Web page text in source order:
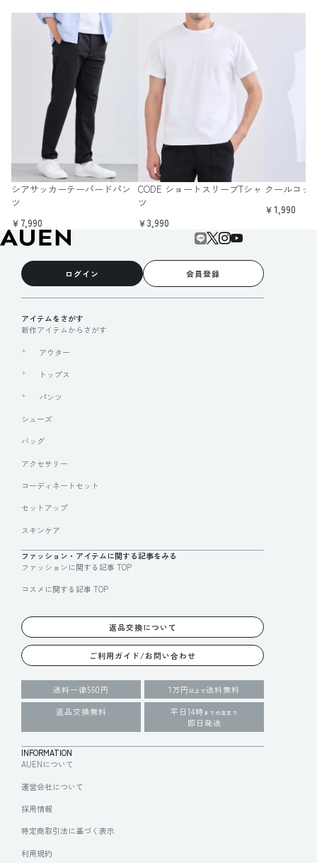
シアサッカーテーパードパン
ツ
￥7,990
CODE ショートスリーブTシャ
ツ
￥3,990
クールコッ
￥1,990
ログイン 会員登録
アイテムをさがす
新作アイテムからさがす
アウター
トップス
パンツ
シューズ
バッグ
アクセサリー
コーディネートセット
セットアップ
スキンケア
ファッション・アイテムに関する記事をみる
ファッションに関する記事 TOP
コスメに関する記事 TOP
返品交換について
ご利用ガイド/お問い合わせ
送料一律550円 1万円 以上で送料無料
返品交換無料
平日14時 までの注文で
即日発送
INFORMATION
AUENについて
運営会社について
採用情報
特定商取引法に基づく表示
利用規約